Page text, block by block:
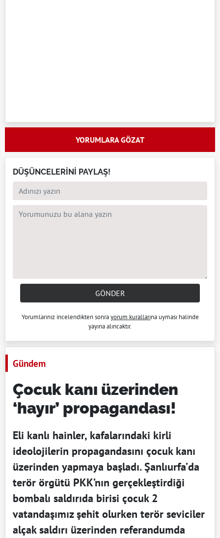
YORUMLARA GÖZAT
DÜŞÜNCELERİNİ PAYLAŞ!
GÖNDER
Yorumlarınız incelendikten sonrayorum kurallarına uyması halinde
yayına alıncaktır.
Gündem
Çocuk kanı üzerinden
‘hayır’ propagandası!
Eli kanlı hainler, kafalarındaki kirli
ideolojilerin propagandasını çocuk kanı
üzerinden yapmaya başladı. Şanlıurfa’da
terör örgütü PKK’nın gerçekleştirdiği
bombalı saldırıda birisi çocuk 2
vatandaşımız şehit olurken terör seviciler
alçak saldırı üzerinden referandumda